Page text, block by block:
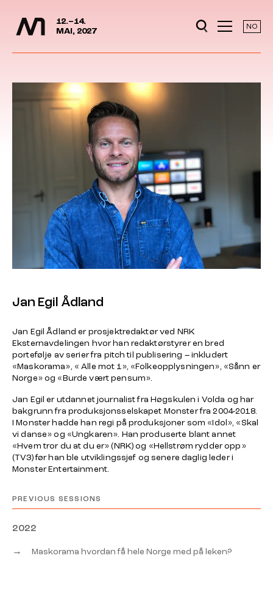
Jump to content
12.–14.
MAI, 2027
NO
Jan Egil Ådland
Jan Egil Ådland er prosjektredaktør ved NRK
Eksternavdelingen hvor han redaktørstyrer en bred
portefølje av serier fra pitch til publisering – inkludert
«Maskorama», « Alle mot 1», «Folkeopplysningen», «Sånn er
Norge» og «Burde vært pensum».
Jan Egil er utdannet journalist fra Høgskulen i Volda og har
bakgrunn fra produksjonsselskapet Monster fra 2004-2018.
I Monster hadde han regi på produksjoner som «Idol», «Skal
vi danse» og «Ungkaren». Han produserte blant annet
«Hvem tror du at du er» (NRK) og «Hellstrøm rydder opp»
(TV3) før han ble utviklingssjef og senere daglig leder i
Monster Entertainment.
PREVIOUS SESSIONS
2022
→ Maskorama hvordan få hele Norge med på leken?